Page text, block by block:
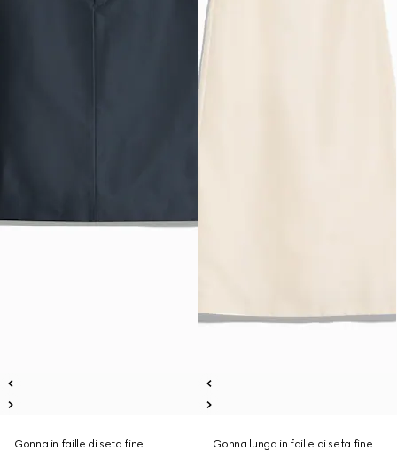
Gonna in faille di seta fine
Gonna lunga in faille di seta fine